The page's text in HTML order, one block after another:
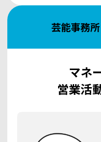
芸能事務
マネ
営業活